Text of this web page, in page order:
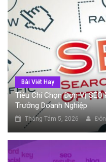
Bài Viết Hay
Tiêu Chí Chọn Đơn Vị
Trưởng Doanh Nghiệp
Tháng Tám 5, 2026